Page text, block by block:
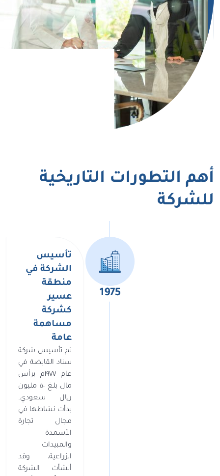
أهم التطورات التاريخية
للشركة
1975
تأسيس
الشركة في
منطقة
عسير
كشركة
مساهمة
عامة
تم تأسيس شركة
سناد القابضة في
عام ١٩٧٧م برأس
مال بلغ ٥٠ مليون
ريال سعودي.
بدأت نشاطها في
مجال تجارة
الأسمدة
والمبيدات
الزراعية، وقد
أنشأت الشركة